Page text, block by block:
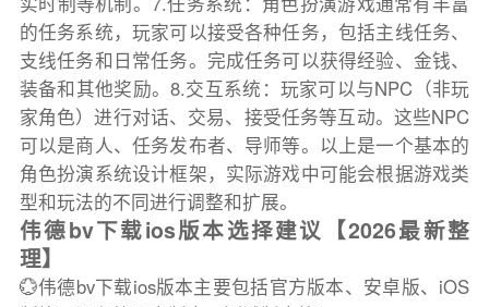
的任务系统，玩家可以接受各种任务，包括主线任务、
支线任务和日常任务。完成任务可以获得经验、金钱、
装备和其他奖励。8.交互系统：玩家可以与NPC（非玩
家角色）进行对话、交易、接受任务等互动。这些NPC
可以是商人、任务发布者、导师等。以上是一个基本的
角色扮演系统设计框架，实际游戏中可能会根据游戏类
型和玩法的不同进行调整和扩展。
伟德bv下载ios版本选择建议【2026最新整
理】
💮伟德bv下载ios版本主要包括官方版本、安卓版、iOS